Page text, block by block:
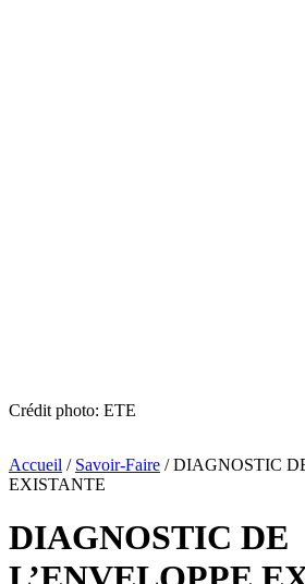
Crédit photo: ETE
Accueil / Savoir-Faire /DIAGNOSTIC
EXISTANTE
DIAGNOSTIC DE